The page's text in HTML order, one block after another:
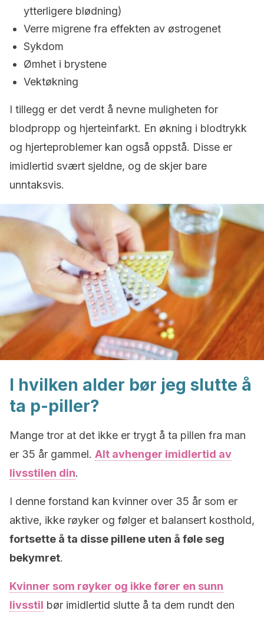
ytterligere blødning)
Verre migrene fra effekten av østrogenet
Sykdom
Ømhet i brystene
Vektøkning
I tillegg er det verdt å nevne muligheten for
blodpropp og hjerteinfarkt. En økning i blodtrykk
og hjerteproblemer kan også oppstå. Disse er
imidlertid svært sjeldne, og de skjer bare
unntaksvis.
I hvilken alder bør jeg slutte å
ta p-piller?
Mange tror at det ikke er trygt å ta pillen fra man
er 35 år gammel. Alt avhenger imidlertid av
livsstilen din.
I denne forstand kan kvinner over 35 år som er
aktive, ikke røyker og følger et balansert kosthold,
fortsette å ta disse pillene uten å føle seg
bekymret.
Kvinner som røyker og ikke fører en sunn
livsstil bør imidlertid slutte å ta dem rundt den